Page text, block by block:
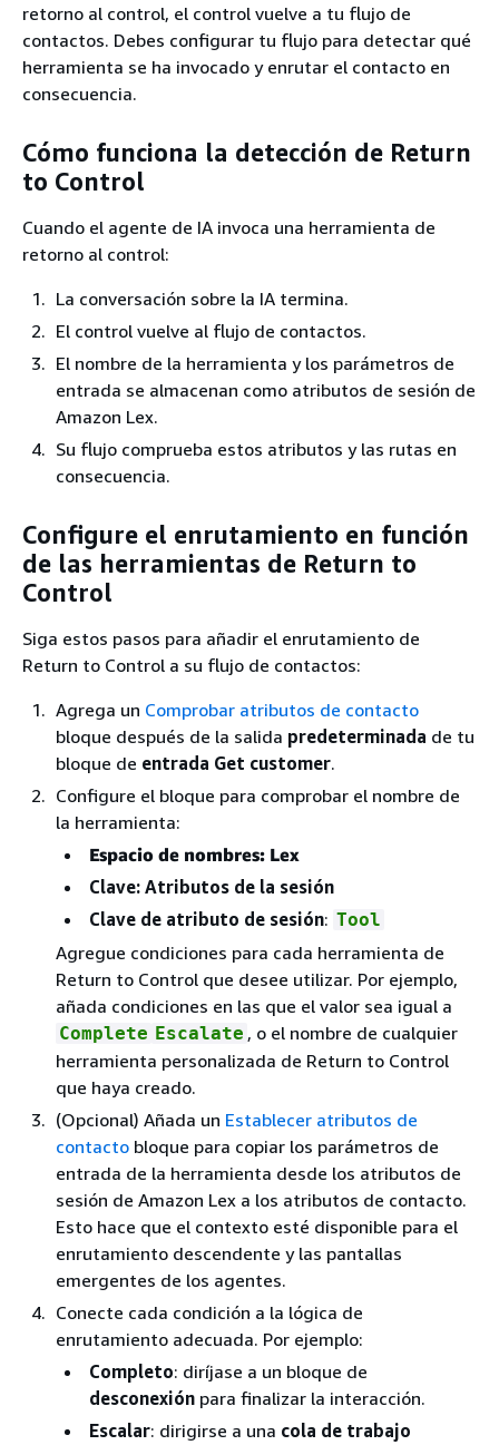
retorno al control, el control vuelve a tu flujo de
contactos. Debes configurar tu flujo para detectar qué
herramienta se ha invocado y enrutar el contacto en
consecuencia.
Cómo funciona la detección de Return
to Control
Cuando el agente de IA invoca una herramienta de
retorno al control:
La conversación sobre la IA termina.
El control vuelve al flujo de contactos.
El nombre de la herramienta y los parámetros de
entrada se almacenan como atributos de sesión de
Amazon Lex.
Su flujo comprueba estos atributos y las rutas en
consecuencia.
Configure el enrutamiento en función
de las herramientas de Return to
Control
Siga estos pasos para añadir el enrutamiento de
Return to Control a su flujo de contactos:
Agrega un Comprobar atributos de contacto
bloque después de la salida predeterminada de tu
bloque de entrada Get customer.
Configure el bloque para comprobar el nombre de
la herramienta:
Espacio de nombres: Lex
Clave: Atributos de la sesión
Clave de atributo de sesión: Tool
Agregue condiciones para cada herramienta de
Return to Control que desee utilizar. Por ejemplo,
añada condiciones en las que el valor sea igual a
Complete Escalate , o el nombre de cualquier
herramienta personalizada de Return to Control
que haya creado.
(Opcional) Añada un Establecer atributos de
contacto bloque para copiar los parámetros de
entrada de la herramienta desde los atributos de
sesión de Amazon Lex a los atributos de contacto.
Esto hace que el contexto esté disponible para el
enrutamiento descendente y las pantallas
emergentes de los agentes.
Conecte cada condición a la lógica de
enrutamiento adecuada. Por ejemplo:
Completo: diríjase a un bloque de
desconexión para finalizar la interacción.
Escalar: dirigirse a una cola de trabajo